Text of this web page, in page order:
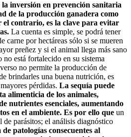
la inversión en prevención sanitaria
de la producción ganadera como
el contrario, es la clave para evitar
La cuenta es simple, se podrá tener
carne por hectáreas sólo si se mueren
preñez y si el animal llega más sano
no está fortalecido en su sistema
no permite la producción de
brindarles una buena nutrición, es
pérdidas. La sequía puede
alimenticia de los animales,
nutrientes esenciales, aumentando
en el ambiente. Es por ello que un
parásitos; el análisis diagnóstico
patologías consecuentes al